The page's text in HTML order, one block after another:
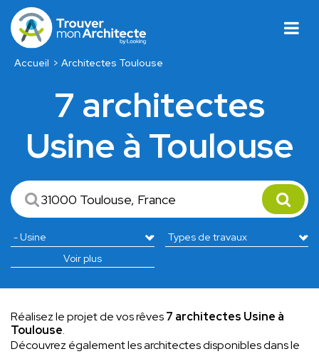
Accueil Architectes Toulouse
7 architectes
Usine à Toulouse
Voir plus
Réalisez le projet de vos rêves7 architectes Usine à
Toulouse.
Découvrez également les architectes disponibles dans le